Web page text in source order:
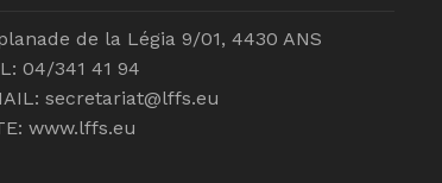
de la Légia 9/01, 4430 ANS
04/341 41 94
secretariat@lffs.eu
www.lffs.eu